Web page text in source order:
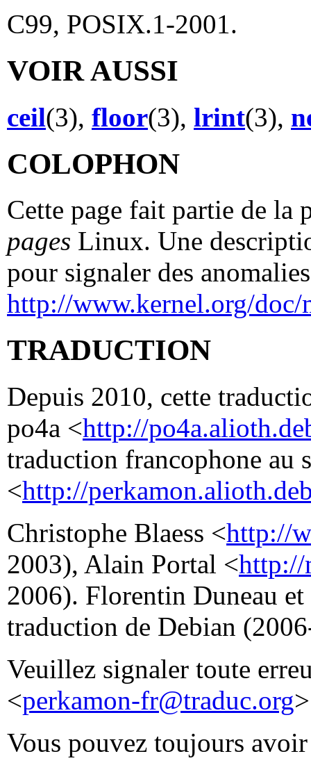
C99, POSIX.1-2001.
VOIR AUSSI
ceil(3), floor(3), lrint(3),
COLOPHON
Cette page fait partie de
pages Linux. Une
pour signaler des
http://www.kernel.org/doc/
TRADUCTION
Depuis 2010, cette
po4a <http://
traduction francophone au
<http://
Christophe Blaess <http://
2003), Alain Portal <http://
2006). Florentin Duneau
traduction de Debian
Veuillez signaler toute
<perkamon-fr@traduc.org
Vous pouvez toujours